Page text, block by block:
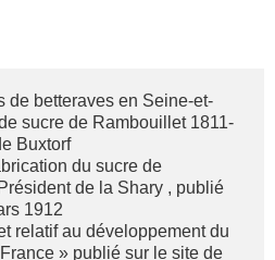
de betteraves en Seine-et-
sucre de Rambouillet 1811-
Buxtorf
du sucre de
de la Shary , publié
1912
relatif au développement du
» publié sur le site de